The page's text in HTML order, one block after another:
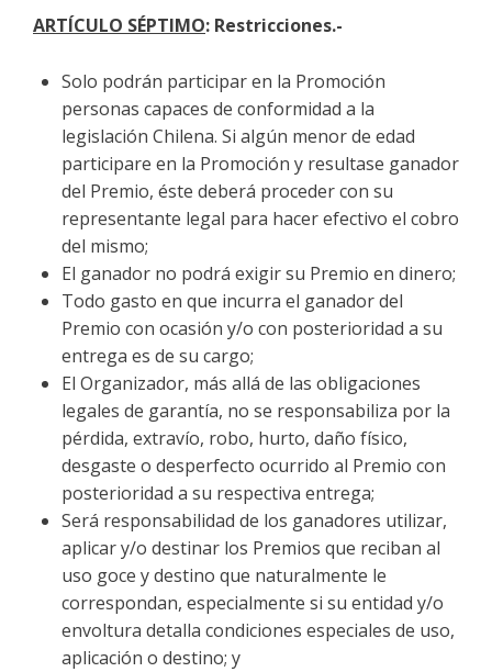
ARTÍCULO SÉPTIMO: Restricciones.-
Solo podrán participar en la Promoción
personas capaces de conformidad a la
legislación Chilena. Si algún menor de edad
participare en la Promoción y resultase ganador
del Premio, éste deberá proceder con su
representante legal para hacer efectivo el cobro
del mismo;
El ganador no podrá exigir su Premio en dinero;
Todo gasto en que incurra el ganador del
Premio con ocasión y/o con posterioridad a su
entrega es de su cargo;
El Organizador, más allá de las obligaciones
legales de garantía, no se responsabiliza por la
pérdida, extravío, robo, hurto, daño físico,
desgaste o desperfecto ocurrido al Premio con
posterioridad a su respectiva entrega;
Será responsabilidad de los ganadores utilizar,
aplicar y/o destinar los Premios que reciban al
uso goce y destino que naturalmente le
correspondan, especialmente si su entidad y/o
envoltura detalla condiciones especiales de uso,
aplicación o destino; y